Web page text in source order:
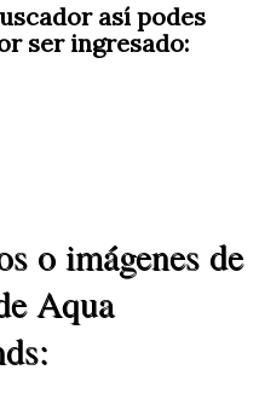
así podes
ser ingresado:
o imágenes de
Aqua